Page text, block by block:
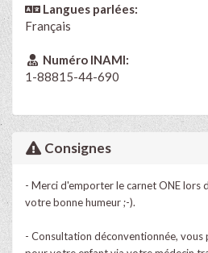
Langues parlées:
Français
Numéro INAMI:
1-88815-44-690
Consignes
- Merci d'emporter le carnet ONE lors
votre bonne humeur ;-).
- Consultation déconventionnée, vous